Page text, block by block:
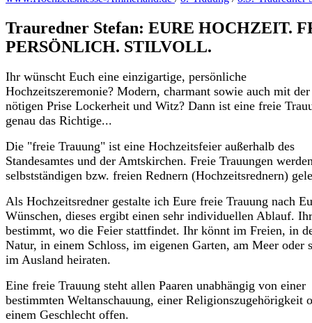
Trauredner Stefan: EURE HOCHZEIT.
PERSÖNLICH. STILVOLL.
Ihr wünscht Euch eine einzigartige, persönliche
Hochzeitszeremonie? Modern, charmant sowie auch mit der
nötigen Prise Lockerheit und Witz? Dann ist eine freie
genau das Richtige...
Die "freie Trauung" ist eine Hochzeitsfeier außerhalb des
Standesamtes und der Amtskirchen. Freie Trauungen
selbstständigen bzw. freien Rednern (Hochzeitsrednern)
Als Hochzeitsredner gestalte ich Eure freie Trauung nach
Wünschen, dieses ergibt einen sehr individuellen Ablauf. Ihr
bestimmt, wo die Feier stattfindet. Ihr könnt im Freien, in
Natur, in einem Schloss, im eigenen Garten, am Meer oder
im Ausland heiraten.
Eine freie Trauung steht allen Paaren unabhängig von einer
bestimmten Weltanschauung, einer Religionszugehörigkeit
einem Geschlecht offen.